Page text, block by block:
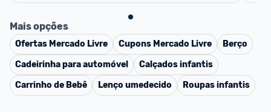
Mais opções
Ofertas Mercado Livre Cupons Mercado Livre
Berço
Cadeirinha para automóvel
Calçados infantis
Carrinho de Bebê
Lenço umedecido Roupas infantis